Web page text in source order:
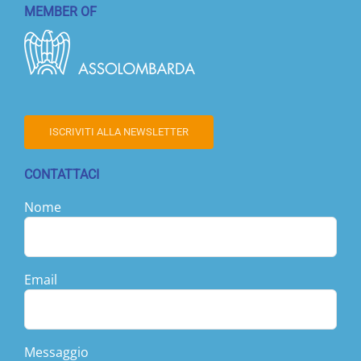
una presenza sempre dedicata e molto
stimolante. Si coglie l'autentica passione
che Stefano mette nel proprio lavoro che è
prima di tutto una mission: mettere a
conseguire risultati concreti. Perché credo
che se ognuno di noi migliorasse sé stesso
potenzialità, anche il mondo sarebbe
emanazione di Stefano e di queste sue
caratteristiche di personalità; perciò è un
sento di consigliare assolutamente i corsi
importante, verrà pienamente ripagata.
NOTA BENE: a patto di fare la propria parte,
MEMBER OF
ISCRIVITI ALLA NEWSLETTER
CONTATTACI
Nome
Email
Messaggio